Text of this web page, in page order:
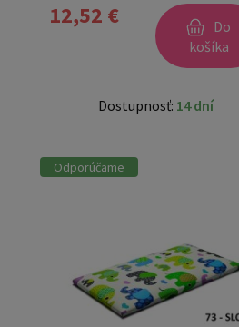
12,52 €
Do
košíka
Dostupnosť: 14 dní
Odporúčame